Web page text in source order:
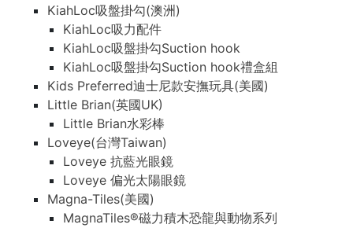
KiahLoc吸盤掛勾(澳洲)
KiahLoc吸力配件
KiahLoc吸盤掛勾Suction hook
KiahLoc吸盤掛勾Suction hook禮盒組
Kids Preferred迪士尼款安撫玩具(美國)
Little Brian(英國UK)
Little Brian水彩棒
Loveye(台灣Taiwan)
Loveye 抗藍光眼鏡
Loveye 偏光太陽眼鏡
Magna-Tiles(美國)
MagnaTiles®磁力積木恐龍與動物系列